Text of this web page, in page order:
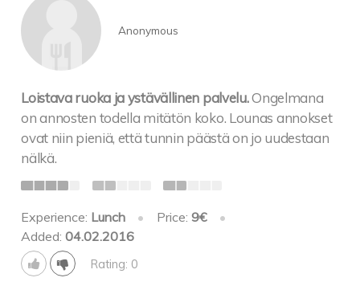
Anonymous
Loistava ruoka ja ystävällinen palvelu.Ongelmana
on annosten todella mitätön koko. Lounas annokset
ovat niin pieniä, että tunnin päästä on jo uudestaan
nälkä.
Experience: Lunch • Price: 9€
•
Added:04.02.2016
Rating: 0